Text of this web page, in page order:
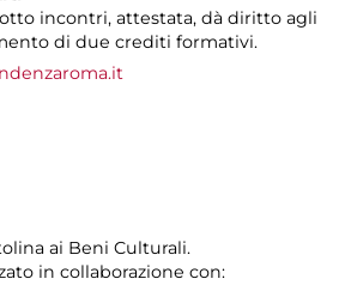
incontri, attestata, dà diritto agli
di due crediti formativi.
ai Beni Culturali.
in collaborazione con: